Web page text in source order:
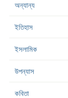
অন্যান্য
ইতিহাস
ইসলামিক
উপন্যাস
কবিতা